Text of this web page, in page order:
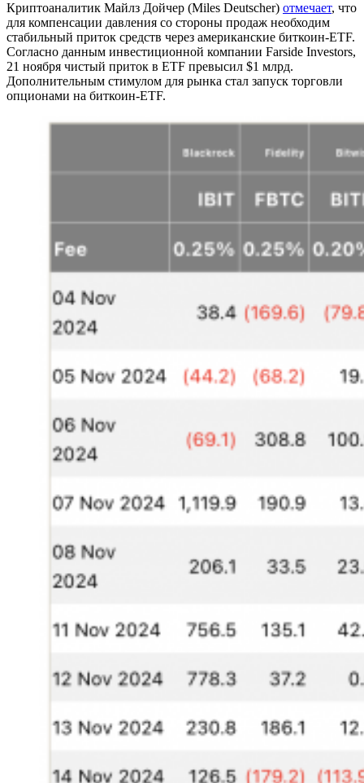
Криптоаналитик Майлз Дойчер (Miles Deutscher) отмечает, что
для компенсации давления со стороны продаж необходим
стабильный приток средств через американские биткоин-ETF.
Согласно данным инвестиционной компании Farside Investors,
21 ноября чистый приток в ETF превысил $1 млрд.
Дополнительным стимулом для рынка стал запуск торговли
опционами на биткоин-ETF.